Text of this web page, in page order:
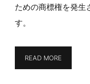
ための商標権を発生
す。
READ MORE